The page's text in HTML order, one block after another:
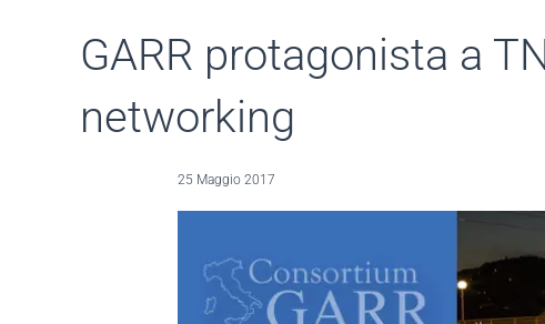
GARR protagonista a
networking
25 Maggio 2017